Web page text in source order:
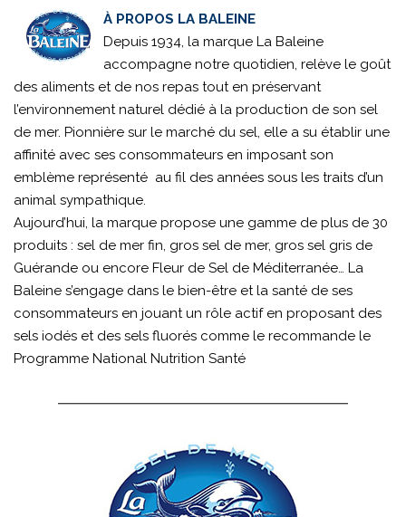
À PROPOS LA BALEINE
Depuis 1934, la marque La Baleine
accompagne notre quotidien, relève le goût
des aliments et de nos repas tout en préservant
l’environnement naturel dédié à la production de son sel
de mer. Pionnière sur le marché du sel, elle a su établir une
affinité avec ses consommateurs en imposant son
emblème représenté au fil des années sous les traits d’un
animal sympathique.
Aujourd’hui, la marque propose une gamme de plus de 30
produits : sel de mer fin, gros sel de mer, gros sel gris de
Guérande ou encore Fleur de Sel de Méditerranée… La
Baleine s’engage dans le bien-être et la santé de ses
consommateurs en jouant un rôle actif en proposant des
sels iodés et des sels fluorés comme le recommande le
Programme National Nutrition Santé